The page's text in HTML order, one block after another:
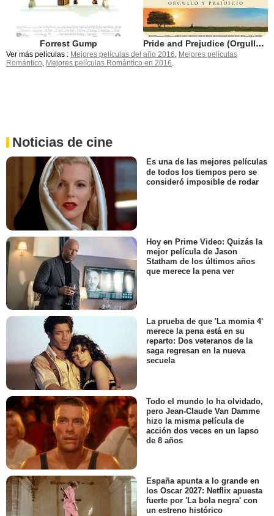
Forrest Gump Pride and Prejudice (Orgullo y prejuicio)
Ver más películas : Mejores películas del año 2016, Mejores películas
Romántico, Mejores películas Romántico en 2016.
Noticias de cine
Es una de las mejores películas
de todos los tiempos pero se
consideró imposible de rodar
Hoy en Prime Video: Quizás la
mejor película de Jason
Statham de los últimos años
que merece la pena ver
La prueba de que 'La momia 4'
merece la pena está en su
reparto: Dos veteranos de la
saga regresan en la nueva
secuela
Todo el mundo lo ha olvidado,
pero Jean-Claude Van Damme
hizo la misma película de
acción dos veces en un lapso
de 8 años
España apunta a lo grande en
los Oscar 2027: Netflix apuesta
fuerte por 'La bola negra' con
un estreno histórico